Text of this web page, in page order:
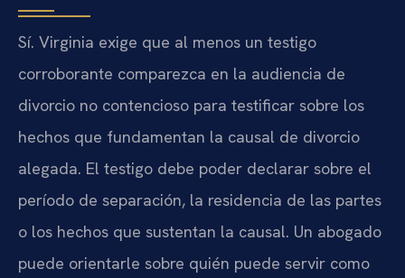
Sí. Virginia exige que al menos un testigo
corroborante comparezca en la audiencia de
divorcio no contencioso para testificar sobre los
hechos que fundamentan la causal de divorcio
alegada. El testigo debe poder declarar sobre el
período de separación, la residencia de las partes
o los hechos que sustentan la causal. Un abogado
puede orientarle sobre quién puede servir como